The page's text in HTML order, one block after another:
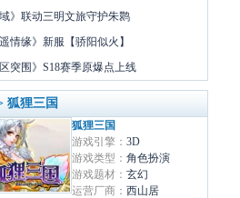
域》联动三明文旅守护朱鹮
遥情缘》新服【骄阳似火】
区突围》S18赛季原爆点上线
狐狸三国
狐狸三国
游戏引擎： 3D
游戏类型： 角色扮演
游戏题材： 玄幻
运营厂商： 西山居